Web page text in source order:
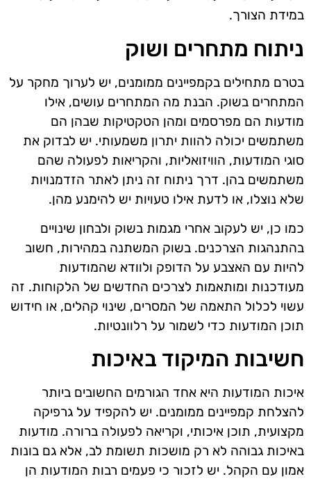
במידת הצורך.
ניתוח מתחרים ושוק
בטרם מתחילים בקמפיינים ממומנים, יש לערוך מחקר על
המתחרים בשוק. הבנת מה המתחרים עושים, אילו
מודעות הם מפרסמים ומהן הטקטיקות שבהן הם
משתמשים יכולה להוות יתרון משמעותי. יש לבדוק את
סוגי המודעות, הוויזואליות, והקריאות לפעולה שהם
משתמשים בהן. דרך ניתוח זה ניתן לאתר הזדמנויות
שלא נוצלו, או לדעת אילו טעויות יש להימנע מהן.
כמו כן, יש לעקוב אחרי מגמות בשוק ולבחון שינויים
בהתנהגות הצרכנים. בשוק המשתנה במהירות, חשוב
להיות עם האצבע על הדופק ולוודא שהמודעות
מעודכנות ומותאמות לצרכים החדשים של הלקוחות. זה
עשוי לכלול התאמה של המסרים, שינוי קהלים, או חידוש
תוכן המודעות כדי לשמור על רלוונטיות.
חשיבות המיקוד באיכות
איכות המודעות היא אחד הגורמים החשובים ביותר
להצלחת קמפיינים ממומנים. יש להקפיד על גרפיקה
מקצועית, תוכן איכותי, וקריאה לפעולה ברורה. מודעות
באיכות גבוהה לא רק מושכות תשומת לב, אלא גם בונות
אמון עם הקהל. יש לזכור כי פעמים רבות המודעות הן